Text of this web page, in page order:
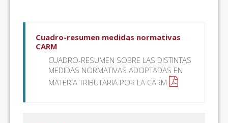
Cuadro-resumen medidas normativas
CARM
CUADRO-RESUMEN SOBRE LAS DISTINTAS
MEDIDAS NORMATIVAS ADOPTADAS EN
MATERIA TRIBUTARIA POR LA CARM